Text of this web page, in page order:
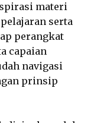
materi
serta
perangkat
capaian
navigasi
prinsip